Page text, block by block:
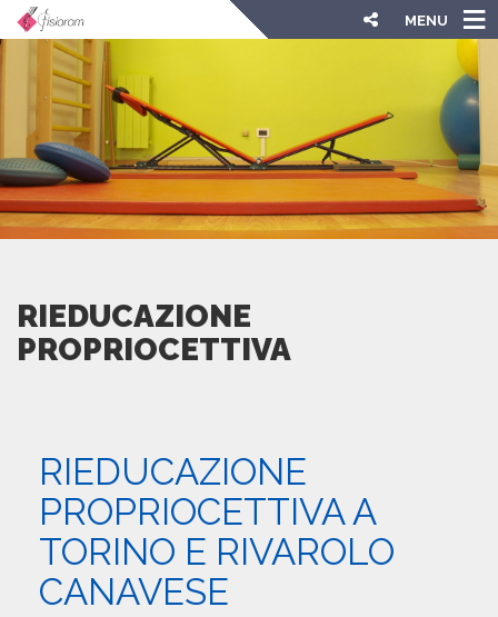
MENU
RIEDUCAZIONE
PROPRIOCETTIVA
RIEDUCAZIONE
PROPRIOCETTIVA A
TORINO E RIVAROLO
CANAVESE